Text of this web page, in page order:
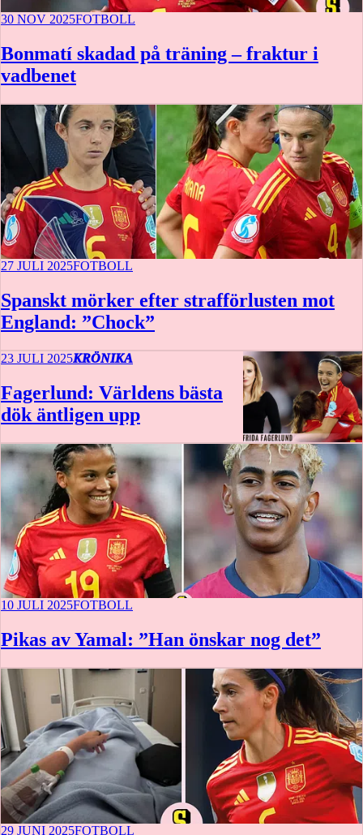
30 NOV 2025FOTBOLL
Bonmatí skadad på träning – fraktur i
vadbenet
27 JULI 2025FOTBOLL
Spanskt mörker efter strafförlusten mot
England: ”Chock”
23 JULI 2025KRÖNIKA
Fagerlund: Världens bästa
dök äntligen upp
10 JULI 2025FOTBOLL
Pikas av Yamal: ”Han önskar nog det”
29 JUNI 2025FOTBOLL